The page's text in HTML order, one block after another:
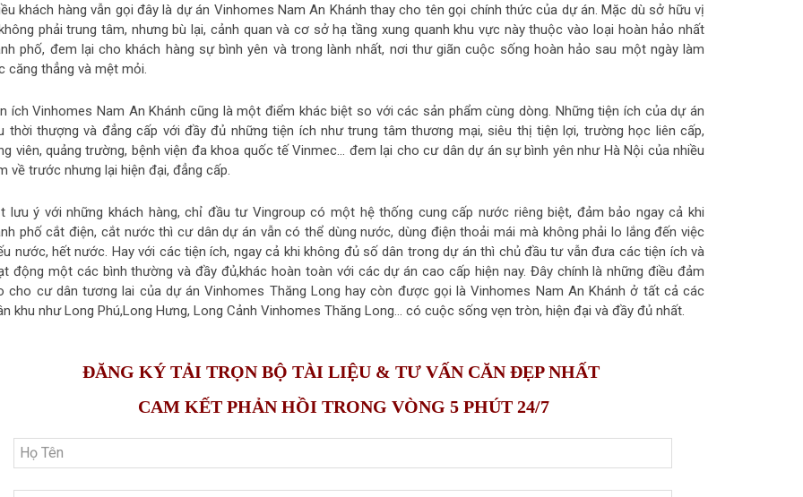
khách hàng vẫn gọi đây là dự án Vinhomes Nam An Khánh thay cho tên gọi chính thức của dự án. Mặc dù sở hữu vị
phải trung tâm, nhưng bù lại, cảnh quan và cơ sở hạ tầng xung quanh khu vực này thuộc vào loại hoàn hảo nhất
phố, đem lại cho khách hàng sự bình yên và trong lành nhất, nơi thư giãn cuộc sống hoàn hảo sau một ngày làm
căng thẳng và mệt mỏi.
ích Vinhomes Nam An Khánh cũng là một điểm khác biệt so với các sản phẩm cùng dòng. Những tiện ích của dự án
thời thượng và đẳng cấp với đầy đủ những tiện ích như trung tâm thương mại, siêu thị tiện lợi, trường học liên cấp,
viên, quảng trường, bệnh viện đa khoa quốc tế Vinmec… đem lại cho cư dân dự án sự bình yên như Hà Nội của nhiều
về trước nhưng lại hiện đại, đẳng cấp.
lưu ý với những khách hàng, chỉ đầu tư Vingroup có một hệ thống cung cấp nước riêng biệt, đảm bảo ngay cả khi
phố cắt điện, cắt nước thì cư dân dự án vẫn có thể dùng nước, dùng điện thoải mái mà không phải lo lắng đến việc
nước, hết nước. Hay với các tiện ích, ngay cả khi không đủ số dân trong dự án thì chủ đầu tư vẫn đưa các tiện ích và
động một các bình thường và đầy đủ,khác hoàn toàn với các dự án cao cấp hiện nay. Đây chính là những điều đảm
cho cư dân tương lai của dự án Vinhomes Thăng Long hay còn được gọi là Vinhomes Nam An Khánh ở tất cả các
khu như Long Phú,Long Hưng, Long Cảnh Vinhomes Thăng Long… có cuộc sống vẹn tròn, hiện đại và đầy đủ nhất.
ĐĂNG KÝ TẢI TRỌN BỘ TÀI LIỆU & TƯ VẤN CĂN ĐẸP NHẤT
CAM KẾT PHẢN HỒI TRONG VÒNG 5 PHÚT 24/7